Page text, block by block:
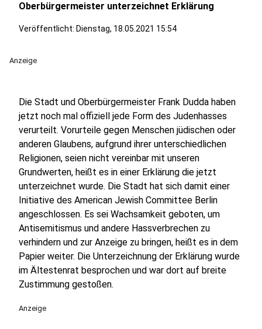
Oberbürgermeister unterzeichnet Erklärung
Veröffentlicht: Dienstag, 18.05.2021 15:54
Anzeige
Die Stadt und Oberbürgermeister Frank Dudda haben
jetzt noch mal offiziell jede Form des Judenhasses
verurteilt. Vorurteile gegen Menschen jüdischen oder
anderen Glaubens, aufgrund ihrer unterschiedlichen
Religionen, seien nicht vereinbar mit unseren
Grundwerten, heißt es in einer Erklärung die jetzt
unterzeichnet wurde. Die Stadt hat sich damit einer
Initiative des American Jewish Committee Berlin
angeschlossen. Es sei Wachsamkeit geboten, um
Antisemitismus und andere Hassverbrechen zu
verhindern und zur Anzeige zu bringen, heißt es in dem
Papier weiter. Die Unterzeichnung der Erklärung wurde
im Ältestenrat besprochen und war dort auf breite
Zustimmung gestoßen.
Anzeige